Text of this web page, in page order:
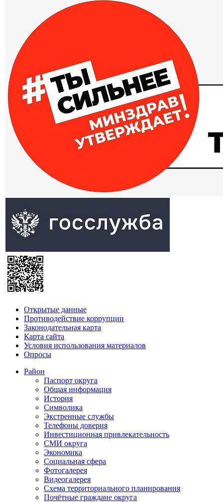
Открытые данные
Противодействие коррупции
Законодательная карта
Карта сайта
Условия использования материалов
Опросы
Район
Паспорт округа
Общая информация
История
Символика
Экстренные службы
Телефоны доверия
Инвестиционная привлекательность
СМИ округа
Экономика
Социальная сфера
Фотогалерея
Видеогалерея
Схема территориального планирования
Почётные граждане округа